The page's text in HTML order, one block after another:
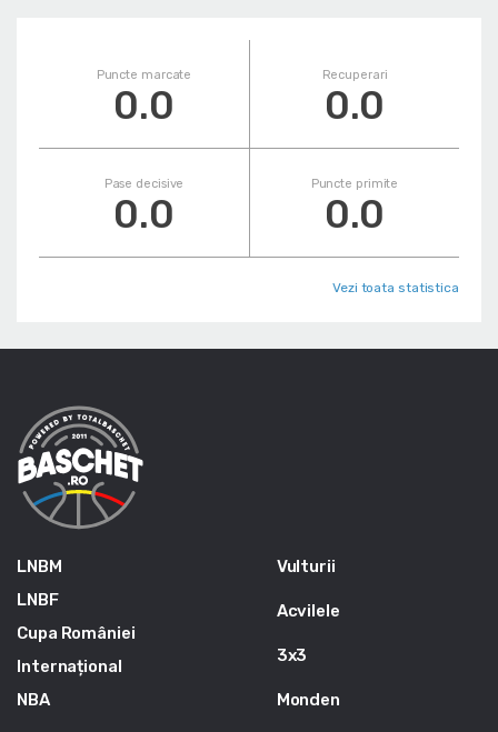
Puncte marcate
0.0
Recuperari
0.0
Pase decisive
0.0
Puncte primite
0.0
Vezi toata statistica
LNBM
LNBF
Cupa României
Internațional
NBA
Vulturii
Acvilele
3x3
Monden